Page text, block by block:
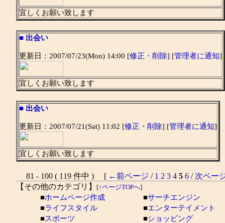
宜しくお願い致します
■ 出会い
更新日：2007/07/23(Mon) 14:00 [修正・削除] [管理者に通知]
宜しくお願い致します
■ 出会い
更新日：2007/07/21(Sat) 11:02 [修正・削除] [管理者に通知]
宜しくお願い致します
81 - 100 ( 119 件中 ) [ ←前ページ / 1 2 3 4 5 6 / 次ペー
【その他のカテゴリ】
[↑ページTOPへ]
■ホームページ作成 ■サーチエンジン
■ライフスタイル ■エンターテイメント
■スポーツ ■ショッピング